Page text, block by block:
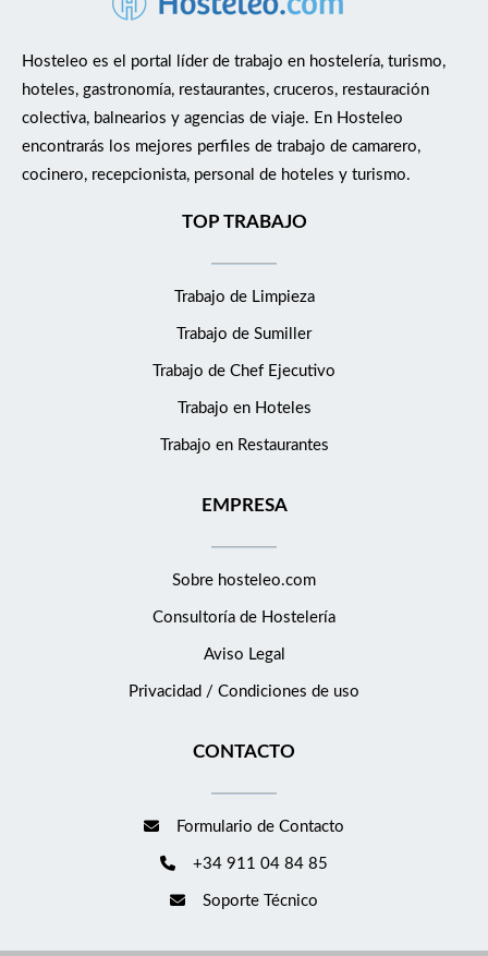
Hosteleo es el portal líder de trabajo en hostelería, turismo,
hoteles, gastronomía, restaurantes, cruceros, restauración
colectiva, balnearios y agencias de viaje. En Hosteleo
encontrarás los mejores perfiles de trabajo de camarero,
cocinero, recepcionista, personal de hoteles y turismo.
TOP TRABAJO
Trabajo de Limpieza
Trabajo de Sumiller
Trabajo de Chef Ejecutivo
Trabajo en Hoteles
Trabajo en Restaurantes
EMPRESA
Sobre hosteleo.com
Consultoría de Hostelería
Aviso Legal
Privacidad / Condiciones de uso
CONTACTO
Formulario de Contacto
+34 911 04 84 85
Soporte Técnico